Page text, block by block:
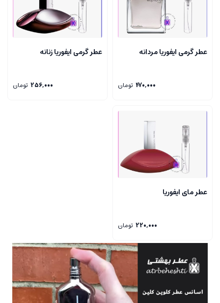
عطر گرمی ایفوریا مردانه
470,000 تومان
عطر گرمی ایفوریا زنانه
256,000 تومان
عطر مای ایفوریا
220,000 تومان